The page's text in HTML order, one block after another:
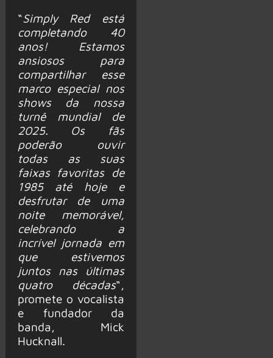
“Simply Red está
completando 40
anos! Estamos
ansiosos para
compartilhar esse
marco especial nos
shows da nossa
turnê mundial de
2025. Os fãs
poderão ouvir
todas as suas
faixas favoritas de
1985 até hoje e
desfrutar de uma
noite memorável,
celebrando a
incrível jornada em
que estivemos
juntos nas últimas
quatro décadas“,
promete o vocalista
e fundador da
banda, Mick
Hucknall.